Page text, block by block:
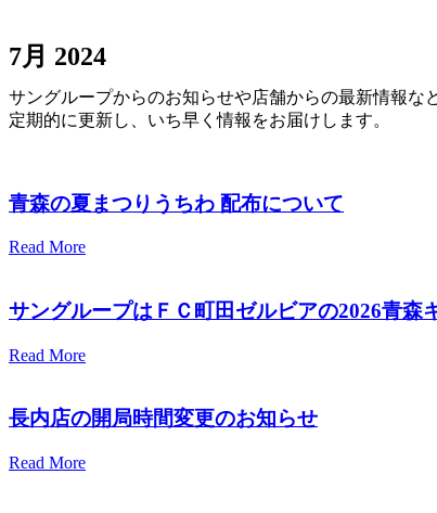
7月 2024
サングループからのお知らせや店舗からの最新情報など
定期的に更新し、いち早く情報をお届けします。
青森の夏まつりうちわ 配布について
Read More
サングループはＦＣ町田ゼルビアの2026青森
Read More
長内店の開局時間変更のお知らせ
Read More